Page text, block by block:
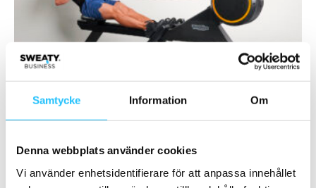
Samtycke Information Om
Denna webbplats använder cookies
Vi använder enhetsidentifierare för att anpassa innehållet
Leverantörsnyheter
Actic väljer Qicraft/Technogym som partner
för träningsutrustning